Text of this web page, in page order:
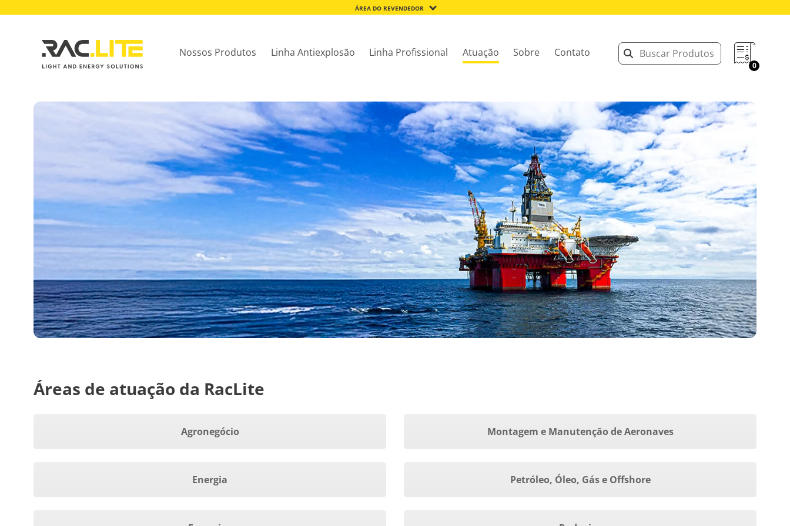
ÁREA DO REVENDEDOR
Nossos Produtos Linha Antiexplosão Linha Profissional Atuação Sobre Contato
0
Áreas de atuação da RacLite
Agronegócio
Energia
Montagem e Manutenção de Aeronaves
Petróleo, Óleo, Gás e Offshore